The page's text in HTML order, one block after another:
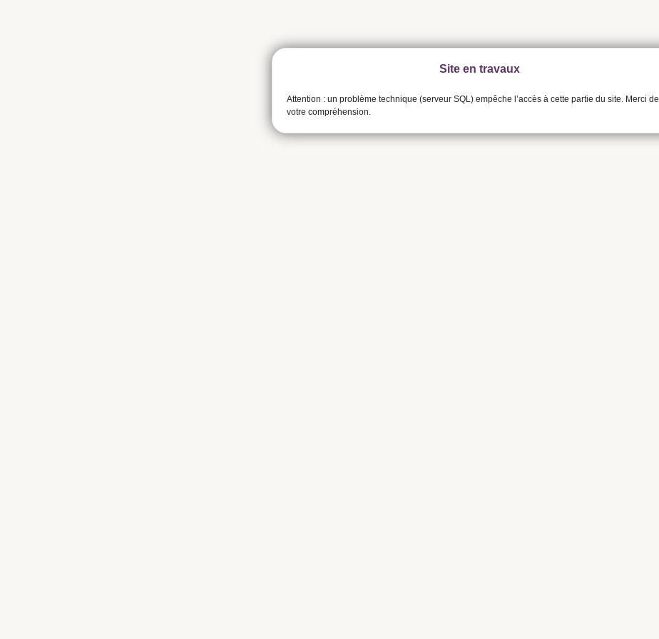
Site en travaux
Attention : un problème technique (serveur SQL) empêche l’accès à cette partie du site. Merci de
votre compréhension.